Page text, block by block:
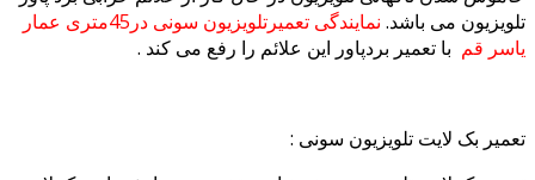
می باشد.
نمایندگی تعمیرتلویزیون سونی در45متری عمار
قمبا تعمیر بردپاور این علائم را رفع می کند .
بک لایت تلویزیون سونی :